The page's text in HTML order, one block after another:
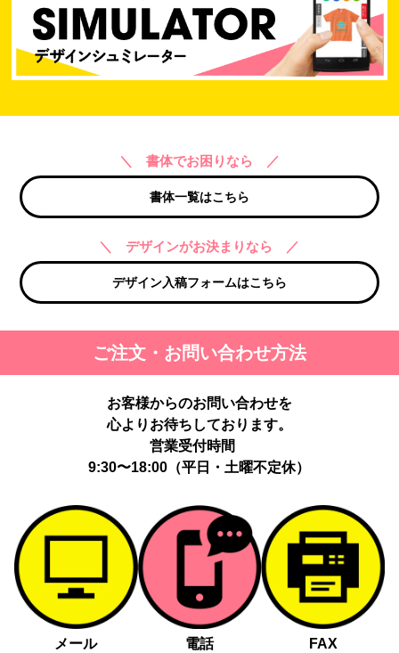
＼ 書体でお困りなら ／
書体一覧はこちら
＼ デザインがお決まりなら ／
デザイン入稿フォームはこちら
ご注文・お問い合わせ方法
お客様からのお問い合わせを
心よりお待ちしております。
営業受付時間
9:30〜18:00（平日・土曜不定休）
メール
電話 FAX